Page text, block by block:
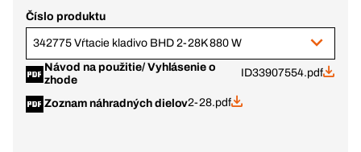
Číslo produktu
342775 Vŕtacie kladivo BHD 2-28K 880 W
Návod na použitie/ Vyhlásenie o
zhode
ID33907554.pdf
Zoznam náhradných dielov2-28.pdf